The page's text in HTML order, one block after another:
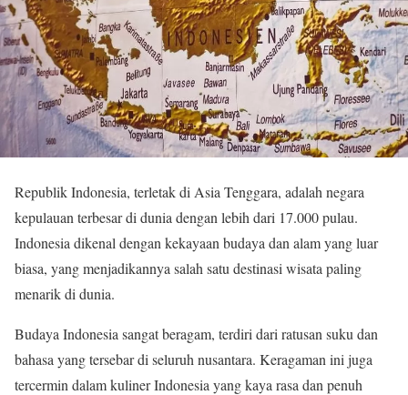
Republik Indonesia, terletak di Asia Tenggara, adalah negara
kepulauan terbesar di dunia dengan lebih dari 17.000 pulau.
Indonesia dikenal dengan kekayaan budaya dan alam yang luar
biasa, yang menjadikannya salah satu destinasi wisata paling
menarik di dunia.
Budaya Indonesia sangat beragam, terdiri dari ratusan suku dan
bahasa yang tersebar di seluruh nusantara. Keragaman ini juga
tercermin dalam kuliner Indonesia yang kaya rasa dan penuh